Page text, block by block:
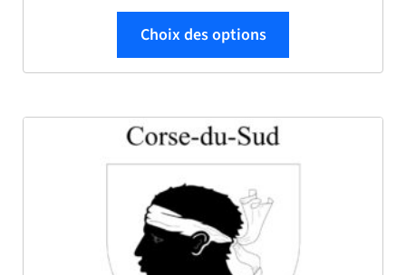
Choix des options